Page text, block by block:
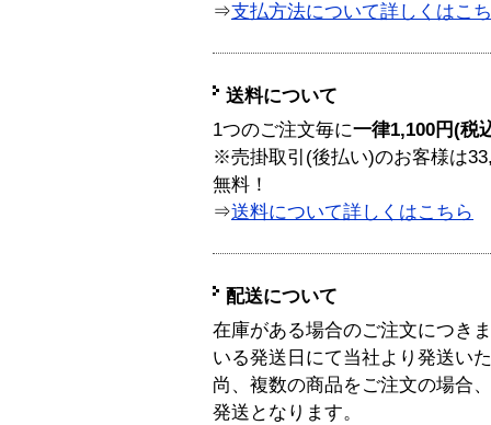
⇒支払方法について詳しくはこ
送料について
1つのご注文毎に一律1,100円(税
※売掛取引(後払い)のお客様は
無料！
⇒送料について詳しくはこちら
配送について
在庫がある場合のご注文につき
いる発送日にて当社より発送い
尚、複数の商品をご注文の場合
発送となります。